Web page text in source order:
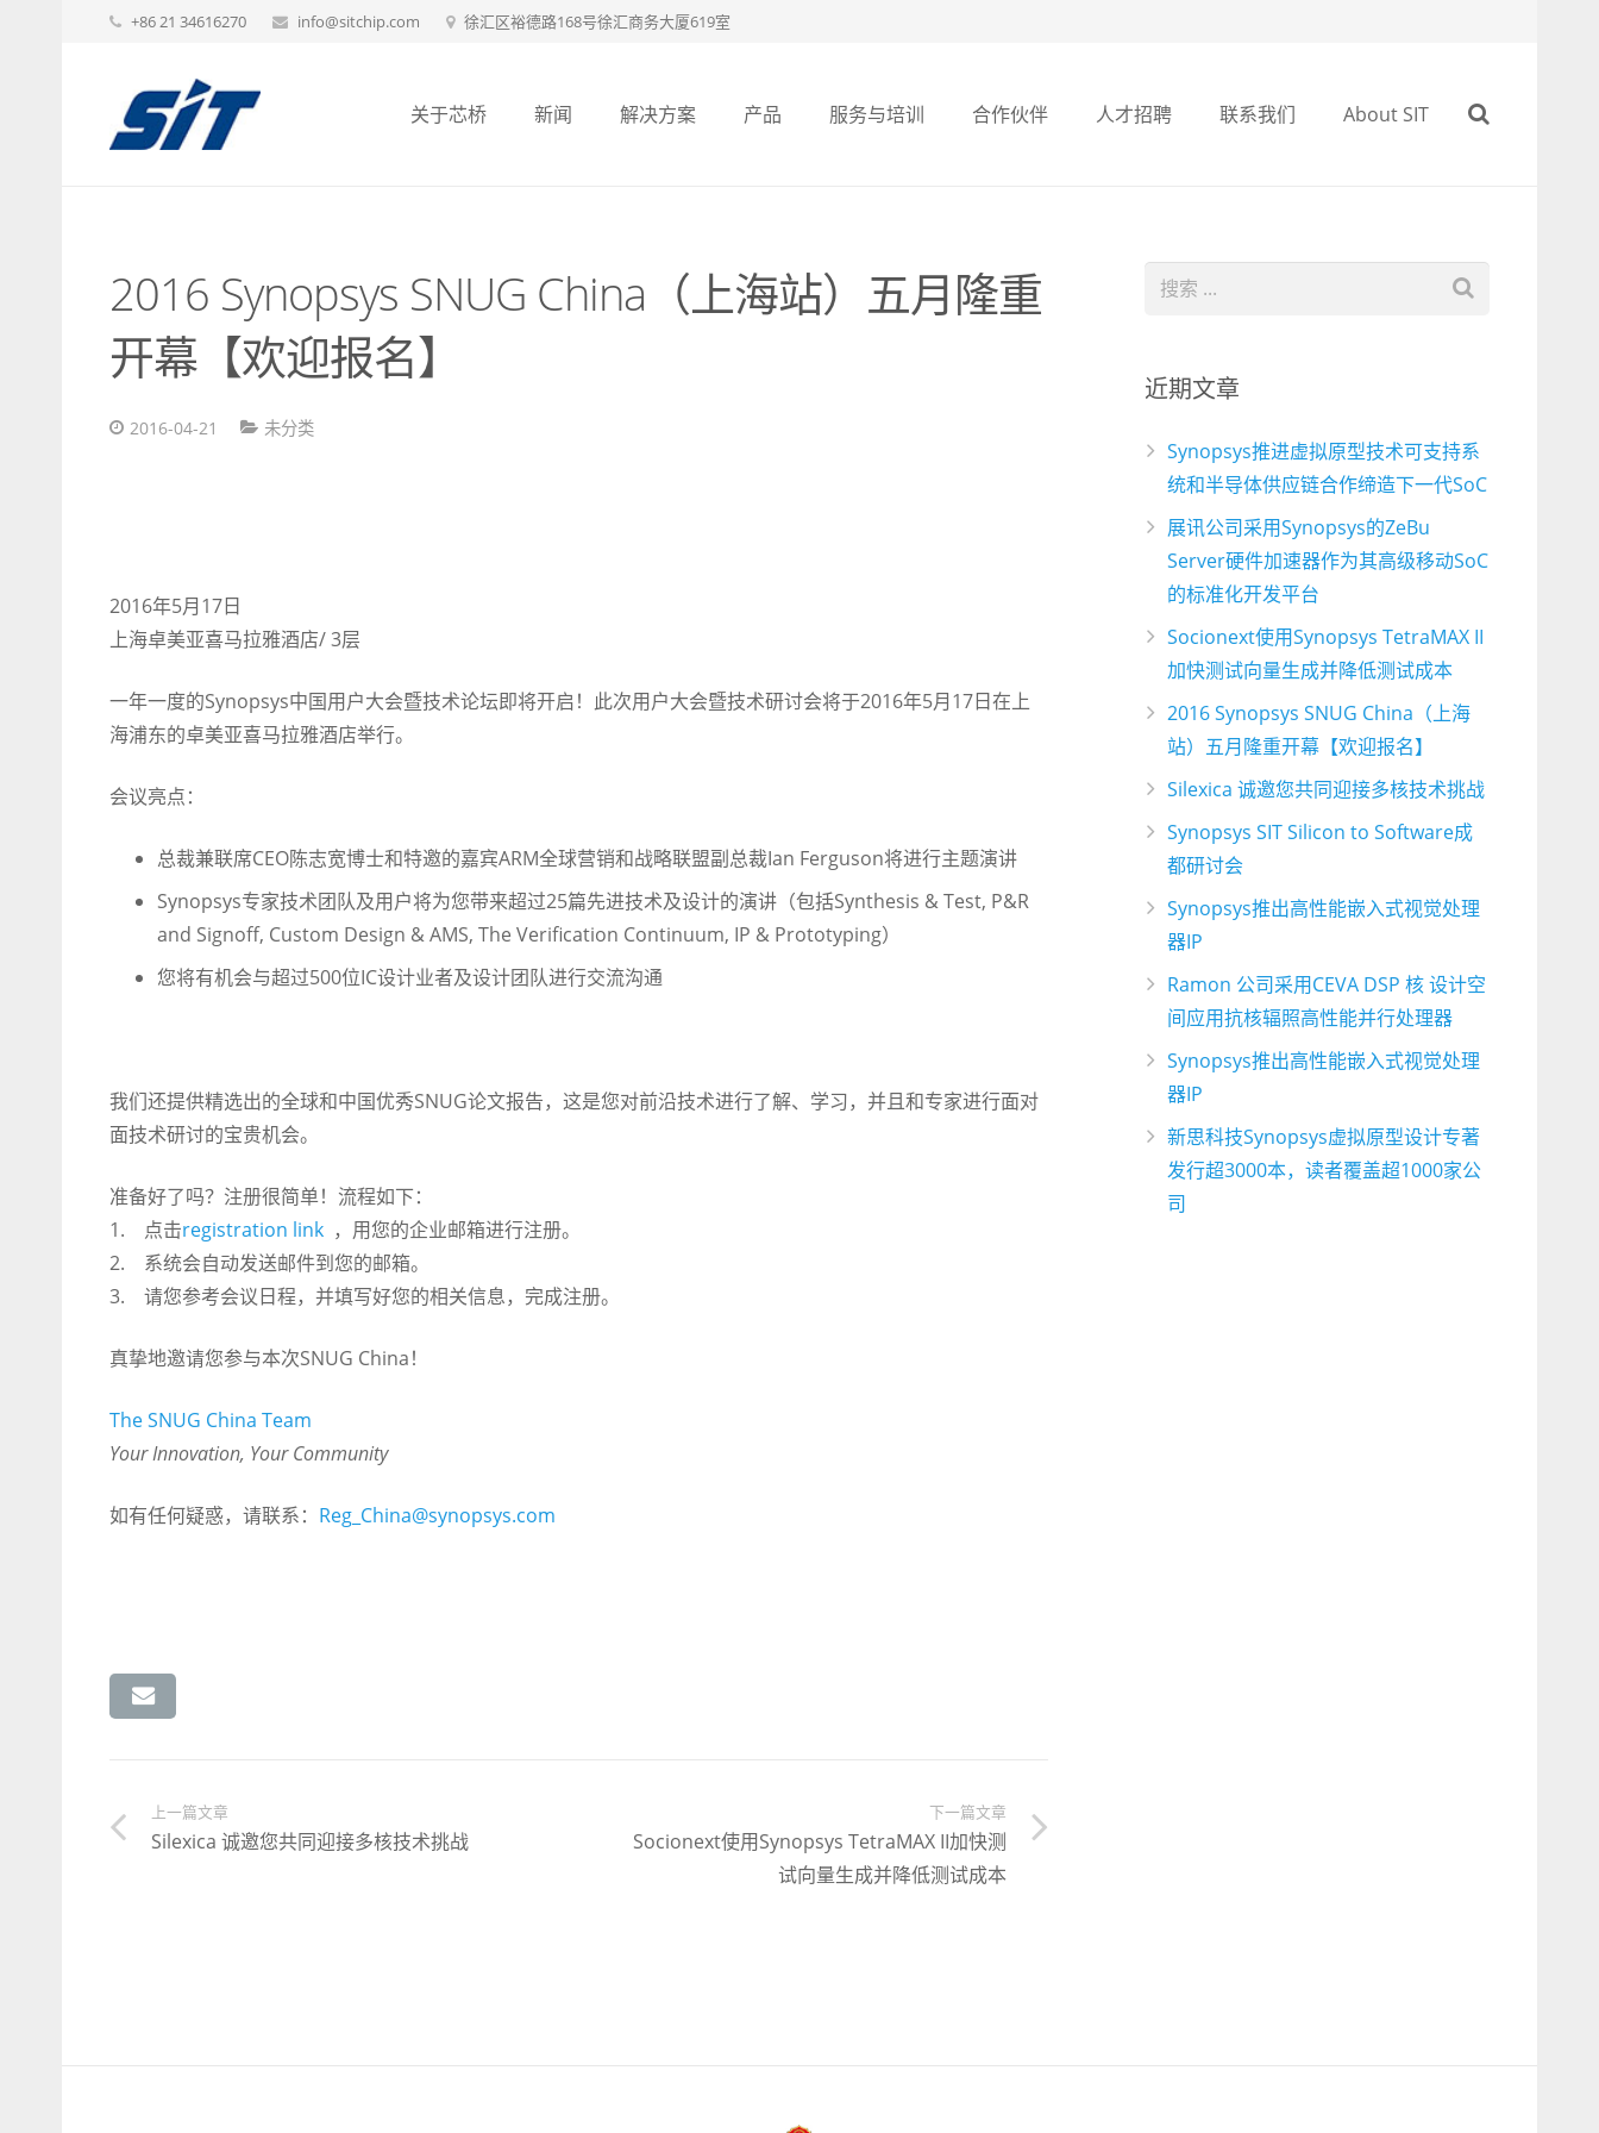
+86 21 34616270 info@sitchip.com 徐汇区裕德路168号徐汇商务大厦619室
关于芯桥 新闻 解决方案 产品 服务与培训 合作伙伴 人才招聘 联系我们 About SIT
2016 Synopsys SNUG China（上海站）五月隆重
开幕【欢迎报名】
2016-04-21 未分类
2016年5月17日
上海卓美亚喜马拉雅酒店/ 3层
一年一度的Synopsys中国用户大会暨技术论坛即将开启！此次用户大会暨技术研讨会将于2016年5月17日在上
海浦东的卓美亚喜马拉雅酒店举行。
会议亮点：
总裁兼联席CEO陈志宽博士和特邀的嘉宾ARM全球营销和战略联盟副总裁Ian Ferguson将进行主题演讲
Synopsys专家技术团队及用户将为您带来超过25篇先进技术及设计的演讲（包括Synthesis & Test, P&R
and Signoff, Custom Design & AMS, The Verification Continuum, IP & Prototyping）
您将有机会与超过500位IC设计业者及设计团队进行交流沟通
我们还提供精选出的全球和中国优秀SNUG论文报告，这是您对前沿技术进行了解、学习，并且和专家进行面对
面技术研讨的宝贵机会。
准备好了吗？注册很简单！流程如下：
1. 点击registration link ，用您的企业邮箱进行注册。
2. 系统会自动发送邮件到您的邮箱。
3. 请您参考会议日程，并填写好您的相关信息，完成注册。
真挚地邀请您参与本次SNUG China！
The SNUG China Team
Your Innovation, Your Community
如有任何疑惑，请联系： Reg_China@synopsys.com
上一篇文章
Silexica 诚邀您共同迎接多核技术挑战
下一篇文章
Socionext使用Synopsys TetraMAX II加快测
试向量生成并降低测试成本
近期文章
Synopsys推进虚拟原型技术可支持系
统和半导体供应链合作缔造下一代SoC
展讯公司采用Synopsys的ZeBu
Server硬件加速器作为其高级移动SoC
的标准化开发平台
Socionext使用Synopsys TetraMAX II
加快测试向量生成并降低测试成本
2016 Synopsys SNUG China（上海
站）五月隆重开幕【欢迎报名】
Silexica 诚邀您共同迎接多核技术挑战
Synopsys SIT Silicon to Software成
都研讨会
Synopsys推出高性能嵌入式视觉处理
器IP
Ramon 公司采用CEVA DSP 核 设计空
间应用抗核辐照高性能并行处理器
Synopsys推出高性能嵌入式视觉处理
器IP
新思科技Synopsys虚拟原型设计专著
发行超3000本，读者覆盖超1000家公
司